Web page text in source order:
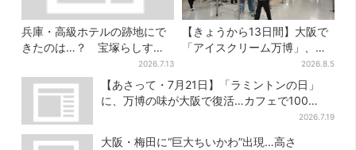
兵庫・高級ホテルの跡地にで
きたのは…？ 宝塚らしすぎ
る“豪華スーパー”を調査2026.7.13
【きょうから13日間】大阪で
「アイスクリーム万博」、全
国34ブランド・100種超…初
登場の「チョコソフト」に行
列
2026.8.5
【あさって・7月21日】「ラミントンの日」
に、万博の味が大阪で復活…カフェで100
2026.7.19
大阪・梅田に“巨大ちいかわ”出現…高さ